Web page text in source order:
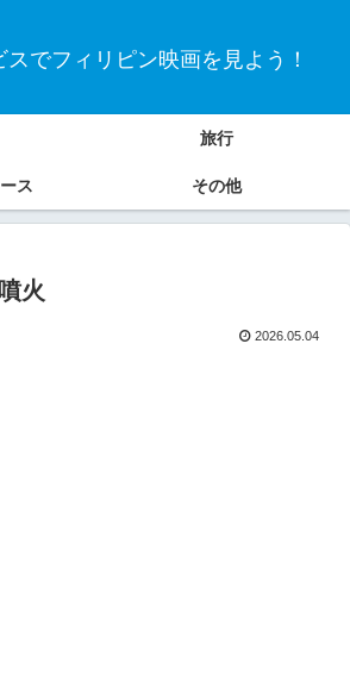
でフィリピン映画を見よう！
旅行
ス その他
火
2026.05.04